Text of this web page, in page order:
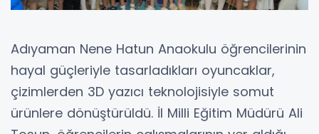
Adıyaman Nene Hatun Anaokulu öğrencilerinin
hayal güçleriyle tasarladıkları oyuncaklar,
çizimlerden 3D yazıcı teknolojisiyle somut
ürünlere dönüştürüldü. İl Milli Eğitim Müdürü Ali